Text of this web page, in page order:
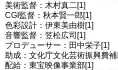
美術監督：木村真二[1]
CGI監督：秋本賢一郎[1]
色彩設計：伊東美由樹[1]
音響監督：笠松広司[1]
プロデューサー：田中栄子[1]
助成：文化庁文化芸術振興費
配給：東宝映像事業部[1]